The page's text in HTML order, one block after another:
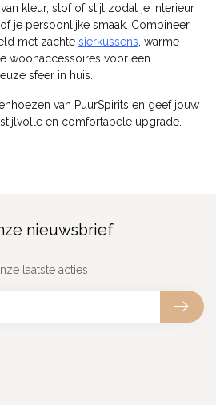
kleur, stof of stijl zodat je interieur
je persoonlijke smaak. Combineer
met zachte sierkussens , warme
woonaccessoires voor een
sfeer in huis.
van PuurSpirits en geef jouw
en comfortabele upgrade.
nieuwsbrief
laatste acties